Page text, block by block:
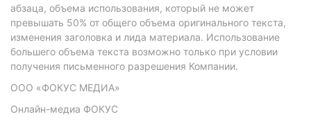
абзаца, объема использования, который не может
превышать 50% от общего объема оригинального текста,
изменения заголовка и лида материала. Использование
большего объема текста возможно только при условии
получения письменного разрешения Компании.
ООО «ФОКУС МЕДИА»
Онлайн-медиа ФОКУС